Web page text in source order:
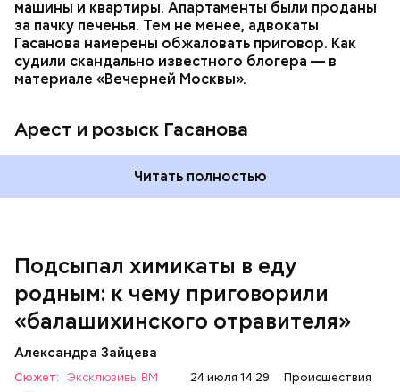
машины и квартиры. Апартаменты были проданы
за пачку печенья. Тем не менее, адвокаты
Гасанова намерены обжаловать приговор. Как
судили скандально известного блогера — в
материале «Вечерней Москвы».
Арест и розыск Гасанова
Читать полностью
Подсыпал химикаты в еду
родным: к чему приговорили
«балашихинского отравителя»
Александра Зайцева
Сюжет: Эксклюзивы ВМ 24 июля 14:29 Происшествия
Play
Video
Началось расследование. В квартире потерпевших
Также отравленную пищу ела его младшая сестра.
уже травил других людей.